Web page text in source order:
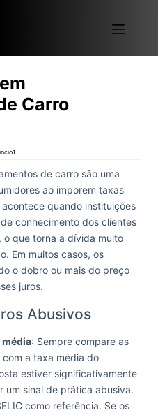
Carro
de carro são uma
ao imporem taxas
quando instituições
conhecimento dos clientes
o que torna a dívida muito
Em muitos casos, os
o dobro ou mais do preço
juros.
Abusivos
média: Sempre compare as
a taxa média do
estiver significativamente
um sinal de prática abusiva.
como referência. Se os